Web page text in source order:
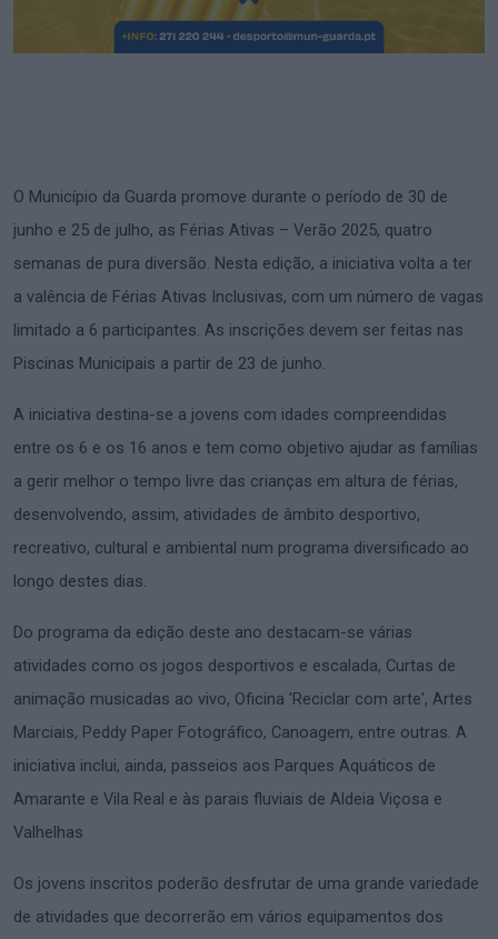
O Município da Guarda promove durante o período de 30 de
junho e 25 de julho, as Férias Ativas – Verão 2025, quatro
semanas de pura diversão. Nesta edição, a iniciativa volta a ter
a valência de Férias Ativas Inclusivas, com um número de vagas
limitado a 6 participantes. As inscrições devem ser feitas nas
Piscinas Municipais a partir de 23 de junho.
A iniciativa destina-se a jovens com idades compreendidas
entre os 6 e os 16 anos e tem como objetivo ajudar as famílias
a gerir melhor o tempo livre das crianças em altura de férias,
desenvolvendo, assim, atividades de âmbito desportivo,
recreativo, cultural e ambiental num programa diversificado ao
longo destes dias.
Do programa da edição deste ano destacam-se várias
atividades como os jogos desportivos e escalada, Curtas de
animação musicadas ao vivo, Oficina 'Reciclar com arte', Artes
Marciais, Peddy Paper Fotográfico, Canoagem, entre outras. A
iniciativa inclui, ainda, passeios aos Parques Aquáticos de
Amarante e Vila Real e às parais fluviais de Aldeia Viçosa e
Valhelhas
Os jovens inscritos poderão desfrutar de uma grande variedade
de atividades que decorrerão em vários equipamentos dos